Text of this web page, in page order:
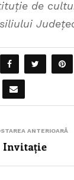
de
ANTERIOARĂ
Invitație